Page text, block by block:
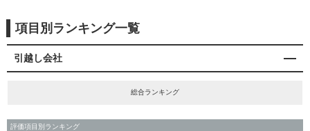
項目別ランキング一覧
引越し会社
総合ランキング
評価項目別ランキング